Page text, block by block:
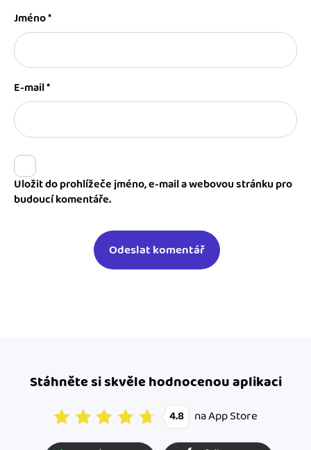
Jméno*
E-mail*
Uložit do prohlížeče jméno, e-mail a webovou stránku pro
budoucí komentáře.
Stáhněte si skvěle hodnocenou aplikaci
4.8 na App Store